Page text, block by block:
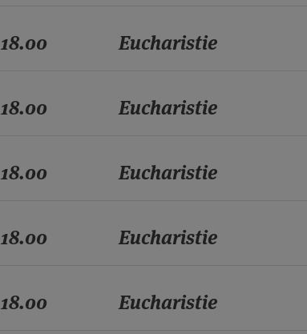
18.00 Eucharistie
18.00 Eucharistie
18.00 Eucharistie
18.00 Eucharistie
18.00 Eucharistie